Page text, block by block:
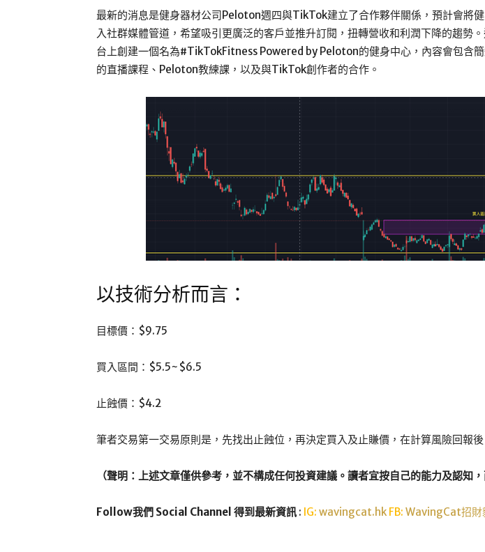
最新的消息是健身器材公司Peloton週四與TikTok建立了合作夥伴關係，預計會將
入社群媒體管道，希望吸引更廣泛的客戶並推升訂閱，扭轉營收和利潤下降的趨勢
台上創建一個名為#TikTokFitness Powered by Peloton的健身中心，內容會包含
的直播課程、Peloton教練課，以及與TikTok創作者的合作。
以技術分析而言：
目標價：$9.75
買入區間：$5.5~$6.5
止蝕價：$4.2
筆者交易第一交易原則是，先找出止蝕位，再決定買入及止賺價，在計算風險回報後
（聲明：上述文章僅供參考，並不構成任何投資建議。讀者宜按自己的能力及認知，
Follow我們 Social Channel 得到最新資訊 : IG: wavingcat.hkFB: WavingCat招財